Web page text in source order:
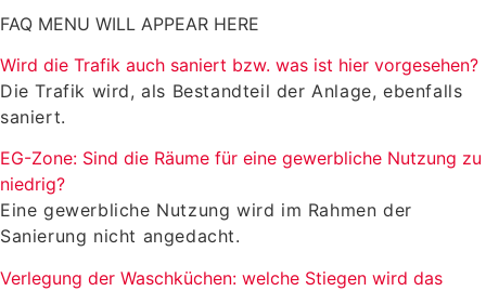
FAQ MENU WILL APPEAR HERE
Wird die Trafik auch saniert bzw. was ist hier vorgesehen?
Die Trafik wird, als Bestandteil der Anlage, ebenfalls
saniert.
EG-Zone: Sind die Räume für eine gewerbliche Nutzung zu
niedrig?
Eine gewerbliche Nutzung wird im Rahmen der
Sanierung nicht angedacht.
Verlegung der Waschküchen: welche Stiegen wird das